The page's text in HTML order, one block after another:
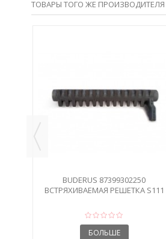
ТОВАРЫ ТОГО ЖЕ ПРОИЗВОДИТЕЛЯ
BUDERUS 87399302250
ВСТРЯХИВАЕМАЯ РЕШЕТКА S111
БОЛЬШЕ